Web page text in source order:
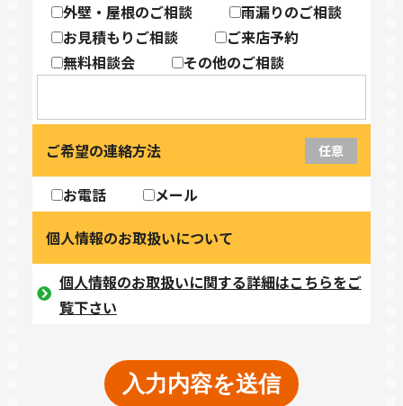
外壁・屋根のご相談
雨漏りのご相談
お見積もりご相談
ご来店予約
無料相談会
その他のご相談
ご希望の連絡方法 任意
お電話
メール
個人情報のお取扱いについて
個人情報のお取扱いに関する詳細はこちらをご
覧下さい